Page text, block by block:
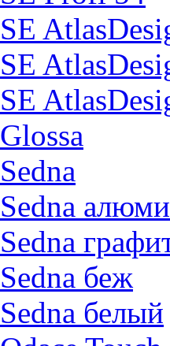
SE
SE
SE
Glossa
Sedna
Sedna
Sedna
Sedna беж
Sedna белый